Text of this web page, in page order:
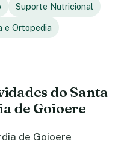
Suporte Nutricional
e Ortopedia
do Santa
de Goioere
de Goioere